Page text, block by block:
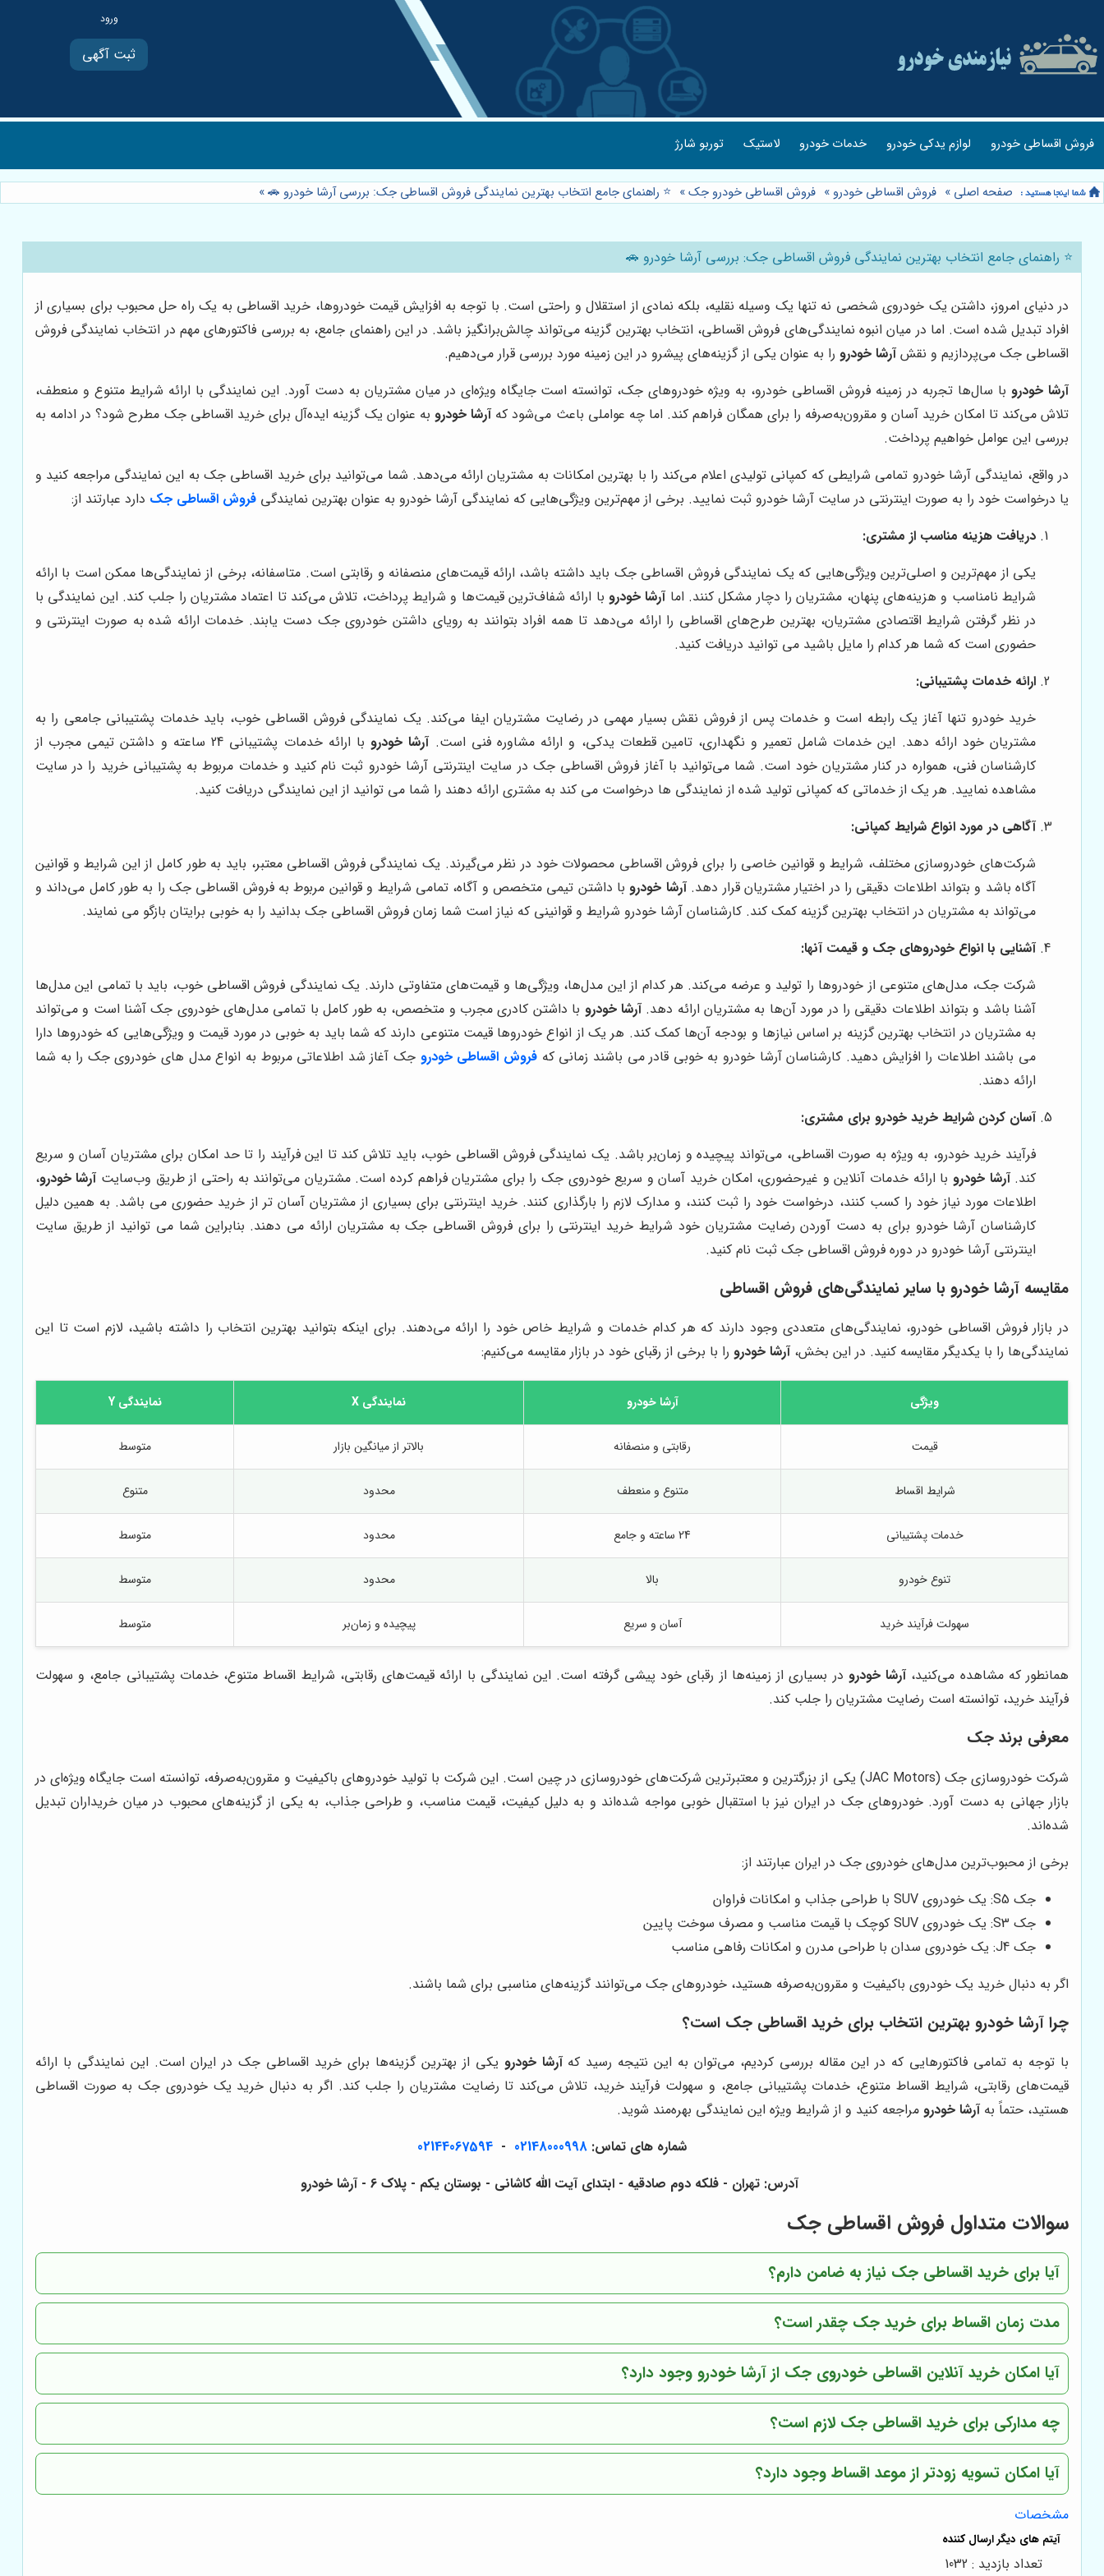
ثبت آگهی
فروش اقساطی خودرو لوازم یدکی خودرو خدمات خودرو لاستیک توربو شارژ
صفحه اصلی » فروش اقساطی خودرو » فروش اقساطی خودرو جک» ⭐️ راهنمای جامع انتخاب بهترین نمایندگی فروش اقساطی جک: بررسی آرشا خودرو 🚗»
⭐️ راهنمای جامع انتخاب بهترین نمایندگی فروش اقساطی جک: بررسی آرشا خودرو 🚗
در دنیای امروز، داشتن یک خودروی شخصی نه تنها یک وسیله نقلیه، بلکه نمادی از استقلال و راحتی است. با توجه به افزایش قیمت خودروها، خرید اقساطی به یک راه حل محبوب برای بسیاری از
افراد تبدیل شده است. اما در میان انبوه نمایندگی‌های فروش اقساطی، انتخاب بهترین گزینه می‌تواند چالش‌برانگیز باشد. در این راهنمای جامع، به بررسی فاکتورهای مهم در انتخاب نمایندگی فروش
اقساطی جک می‌پردازیم و نقشآرشا خودرورا به عنوان یکی از گزینه‌های پیشرو در این زمینه مورد بررسی قرار می‌دهیم.
آرشا خودروبا سال‌ها تجربه در زمینه فروش اقساطی خودرو، به ویژه خودروهای جک، توانسته است جایگاه ویژه‌ای در میان مشتریان به دست آورد. این نمایندگی با ارائه شرایط متنوع و منعطف،
تلاش می‌کند تا امکان خرید آسان و مقرون‌به‌صرفه را برای همگان فراهم کند. اما چه عواملی باعث می‌شود کهآرشا خودروبه عنوان یک گزینه ایده‌آل برای خرید اقساطی جک مطرح شود؟ در ادامه به
بررسی این عوامل خواهیم پرداخت.
در واقع، نمایندگی آرشا خودرو تمامی شرایطی که کمپانی تولیدی اعلام می‌کند را با بهترین امکانات به مشتریان ارائه می‌دهد. شما می‌توانید برای خرید اقساطی جک به این نمایندگی مراجعه کنید و
یا درخواست خود را به صورت اینترنتی در سایت آرشا خودرو ثبت نمایید. برخی از مهم‌ترین ویژگی‌هایی که نمایندگی آرشا خودرو به عنوان بهترین نمایندگی فروش اقساطی جک دارد عبارتند از:
دریافت هزینه مناسب از مشتری:
یکی از مهم‌ترین و اصلی‌ترین ویژگی‌هایی که یک نمایندگی فروش اقساطی جک باید داشته باشد، ارائه قیمت‌های منصفانه و رقابتی است. متاسفانه، برخی از نمایندگی‌ها ممکن است با ارائه
شرایط نامناسب و هزینه‌های پنهان، مشتریان را دچار مشکل کنند. اماآرشا خودروبا ارائه شفاف‌ترین قیمت‌ها و شرایط پرداخت، تلاش می‌کند تا اعتماد مشتریان را جلب کند. این نمایندگی با
در نظر گرفتن شرایط اقتصادی مشتریان، بهترین طرح‌های اقساطی را ارائه می‌دهد تا همه افراد بتوانند به رویای داشتن خودروی جک دست یابند. خدمات ارائه شده به صورت اینترنتی و
حضوری است که شما هر کدام را مایل باشید می توانید دریافت کنید.
ارائه خدمات پشتیبانی:
خرید خودرو تنها آغاز یک رابطه است و خدمات پس از فروش نقش بسیار مهمی در رضایت مشتریان ایفا می‌کند. یک نمایندگی فروش اقساطی خوب، باید خدمات پشتیبانی جامعی را به
مشتریان خود ارائه دهد. این خدمات شامل تعمیر و نگهداری، تامین قطعات یدکی، و ارائه مشاوره فنی است.آرشا خودرو
با ارائه خدمات پشتیبانی 24 ساعته و داشتن تیمی مجرب از
کارشناسان فنی، همواره در کنار مشتریان خود است. شما می‌توانید با آغاز فروش اقساطی جک در سایت اینترنتی آرشا خودرو ثبت نام کنید و خدمات مربوط به پشتیبانی خرید را در سایت
مشاهده نمایید. هر یک از خدماتی که کمپانی تولید شده از نمایندگی ها درخواست می کند به مشتری ارائه دهند را شما می توانید از این نمایندگی دریافت کنید.
آگاهی در مورد انواع شرایط کمپانی:
شرکت‌های خودروسازی مختلف، شرایط و قوانین خاصی را برای فروش اقساطی محصولات خود در نظر می‌گیرند. یک نمایندگی فروش اقساطی معتبر، باید به طور کامل از این شرایط و قوانین
آگاه باشد و بتواند اطلاعات دقیقی را در اختیار مشتریان قرار دهد.آرشا خودروبا داشتن تیمی متخصص و آگاه، تمامی شرایط و قوانین مربوط به فروش اقساطی جک را به طور کامل می‌داند و
می‌تواند به مشتریان در انتخاب بهترین گزینه کمک کند. کارشناسان آرشا خودرو شرایط و قوانینی که نیاز است شما زمان فروش اقساطی جک بدانید را به خوبی برایتان بازگو می نمایند.
آشنایی با انواع خودروهای جک و قیمت آنها:
شرکت جک، مدل‌های متنوعی از خودروها را تولید و عرضه می‌کند. هر کدام از این مدل‌ها، ویژگی‌ها و قیمت‌های متفاوتی دارند. یک نمایندگی فروش اقساطی خوب، باید با تمامی این مدل‌ها
آشنا باشد و بتواند اطلاعات دقیقی را در مورد آن‌ها به مشتریان ارائه دهد.آرشا خودرو با داشتن کادری مجرب و متخصص، به طور کامل با تمامی مدل‌های خودروی جک آشنا است و می‌تواند
به مشتریان در انتخاب بهترین گزینه بر اساس نیازها و بودجه آن‌ها کمک کند. هر یک از انواع خودروها قیمت متنوعی دارند که شما باید به خوبی در مورد قیمت و ویژگی‌هایی که خودروها دارا
می باشند اطلاعات را افزایش دهید. کارشناسان آرشا خودرو به خوبی قادر می باشند زمانی که فروش اقساطی خودرو جک آغاز شد اطلاعاتی مربوط به انواع مدل های خودروی جک را به شما
ارائه دهند.
آسان کردن شرایط خرید خودرو برای مشتری:
فرآیند خرید خودرو، به ویژه به صورت اقساطی، می‌تواند پیچیده و زمان‌بر باشد. یک نمایندگی فروش اقساطی خوب، باید تلاش کند تا این فرآیند را تا حد امکان برای مشتریان آسان و سریع
کند.آرشا خودرو با ارائه خدمات آنلاین و غیرحضوری، امکان خرید آسان و سریع خودروی جک را برای مشتریان فراهم کرده است. مشتریان می‌توانند به راحتی از طریق وب‌سایتآرشا خودرو،
اطلاعات مورد نیاز خود را کسب کنند، درخواست خود را ثبت کنند، و مدارک لازم را بارگذاری کنند. خرید اینترنتی برای بسیاری از مشتریان آسان تر از خرید حضوری می باشد. به همین دلیل
کارشناسان آرشا خودرو برای به دست آوردن رضایت مشتریان خود شرایط خرید اینترنتی را برای فروش اقساطی جک به مشتریان ارائه می دهند. بنابراین شما می توانید از طریق سایت
اینترنتی آرشا خودرو در دوره فروش اقساطی جک ثبت نام کنید.
مقایسه آرشا خودرو با سایر نمایندگی‌های فروش اقساطی
در بازار فروش اقساطی خودرو، نمایندگی‌های متعددی وجود دارند که هر کدام خدمات و شرایط خاص خود را ارائه می‌دهند. برای اینکه بتوانید بهترین انتخاب را داشته باشید، لازم است تا این
نمایندگی‌ها را با یکدیگر مقایسه کنید. در این بخش،آرشا خودرورا با برخی از رقبای خود در بازار مقایسه می‌کنیم:
ویژگی آرشا خودرو نمایندگی X نمایندگی Y
قیمت رقابتی و منصفانه بالاتر از میانگین بازار متوسط
شرایط اقساط متنوع و منعطف محدود متنوع
خدمات پشتیبانی 24 ساعته و جامع محدود متوسط
تنوع خودرو بالا محدود متوسط
سهولت فرآیند خرید آسان و سریع پیچیده و زمان‌بر متوسط
همانطور که مشاهده می‌کنید،آرشا خودرو در بسیاری از زمینه‌ها از رقبای خود پیشی گرفته است. این نمایندگی با ارائه قیمت‌های رقابتی، شرایط اقساط متنوع، خدمات پشتیبانی جامع، و سهولت
فرآیند خرید، توانسته است رضایت مشتریان را جلب کند.
معرفی برند جک
شرکت خودروسازی جک (JAC Motors) یکی از بزرگترین و معتبرترین شرکت‌های خودروسازی در چین است. این شرکت با تولید خودروهای باکیفیت و مقرون‌به‌صرفه، توانسته است جایگاه ویژه‌ای در
بازار جهانی به دست آورد. خودروهای جک در ایران نیز با استقبال خوبی مواجه شده‌اند و به دلیل کیفیت، قیمت مناسب، و طراحی جذاب، به یکی از گزینه‌های محبوب در میان خریداران تبدیل
شده‌اند.
برخی از محبوب‌ترین مدل‌های خودروی جک در ایران عبارتند از:
جک S5: یک خودروی SUV با طراحی جذاب و امکانات فراوان
جک S3: یک خودروی SUV کوچک با قیمت مناسب و مصرف سوخت پایین
جک J4: یک خودروی سدان با طراحی مدرن و امکانات رفاهی مناسب
اگر به دنبال خرید یک خودروی باکیفیت و مقرون‌به‌صرفه هستید، خودروهای جک می‌توانند گزینه‌های مناسبی برای شما باشند.
چرا آرشا خودرو بهترین انتخاب برای خرید اقساطی جک است؟
با توجه به تمامی فاکتورهایی که در این مقاله بررسی کردیم، می‌توان به این نتیجه رسید کهآرشا خودرو یکی از بهترین گزینه‌ها برای خرید اقساطی جک در ایران است. این نمایندگی با ارائه
قیمت‌های رقابتی، شرایط اقساط متنوع، خدمات پشتیبانی جامع، و سهولت فرآیند خرید، تلاش می‌کند تا رضایت مشتریان را جلب کند. اگر به دنبال خرید یک خودروی جک به صورت اقساطی
هستید، حتماً بهآرشا خودرومراجعه کنید و از شرایط ویژه این نمایندگی بهره‌مند شوید.
شماره های تماس:02148000998
-
02144067594
آدرس: تهران - فلکه دوم صادقیه - ابتدای آیت الله کاشانی - بوستان یکم - پلاک 6 - آرشا خودرو
سوالات متداول فروش اقساطی جک
آیا برای خرید اقساطی جک نیاز به ضامن دارم؟
مدت زمان اقساط برای خرید جک چقدر است؟
آیا امکان خرید آنلاین اقساطی خودروی جک ازآرشا خودرووجود دارد؟
چه مدارکی برای خرید اقساطی جک لازم است؟
آیا امکان تسویه زودتر از موعد اقساط وجود دارد؟
مشخصات
تعداد بازدید : 1032